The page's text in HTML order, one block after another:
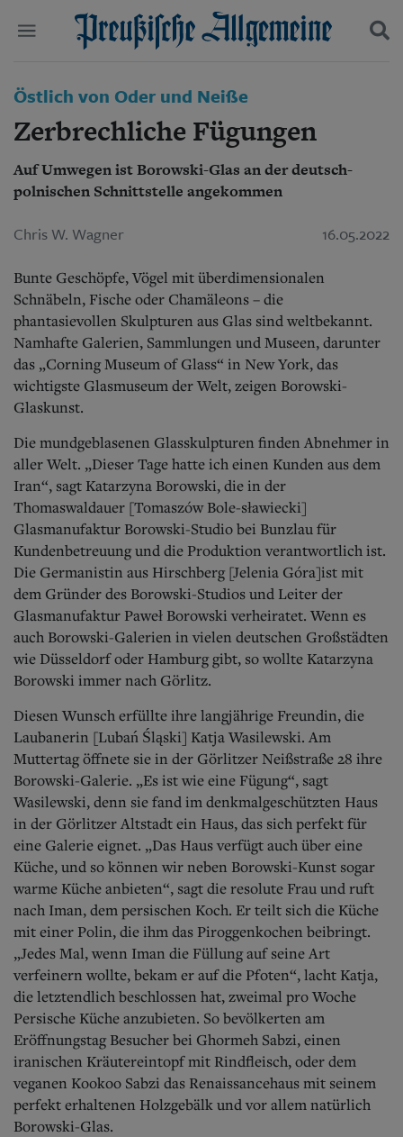
Start
Wer wir sind
Abonnent werden
Abo Prämien
Archiv
Mediadaten
Politik
Wirtschaft
Panorama
Gesellschaft
Leben
Berlin-Brandenburg
Schlesien
Danzig und Westpreußen
Bücher
Kontakt
Impressum
Datenschutz
Suchen und finden
Östlich von Oder und Neiße
Zerbrechliche Fügungen
Auf Umwegen ist Borowski-Glas an der deutsch-
polnischen Schnittstelle angekommen
Chris W. Wagner 16.05.2022
Bunte Geschöpfe, Vögel mit überdimensionalen
Schnäbeln, Fische oder Chamäleons – die
phantasievollen Skulpturen aus Glas sind weltbekannt.
Namhafte Galerien, Sammlungen und Museen, darunter
das „Corning Museum of Glass“ in New York, das
wichtigste Glasmuseum der Welt, zeigen Borowski-
Glaskunst.
Die mundgeblasenen Glasskulpturen finden Abnehmer in
aller Welt. „Dieser Tage hatte ich einen Kunden aus dem
Iran“, sagt Katarzyna Borowski, die in der
Thomaswaldauer [Tomaszów Bole-sławiecki]
Glasmanufaktur Borowski-Studio bei Bunzlau für
Kundenbetreuung und die Produktion verantwortlich ist.
Die Germanistin aus Hirschberg [Jelenia Góra]ist mit
dem Gründer des Borowski-Studios und Leiter der
Glasmanufaktur Paweł Borowski verheiratet. Wenn es
auch Borowski-Galerien in vielen deutschen Großstädten
wie Düsseldorf oder Hamburg gibt, so wollte Katarzyna
Borowski immer nach Görlitz.
Diesen Wunsch erfüllte ihre langjährige Freundin, die
Laubanerin [Lubań Śląski] Katja Wasilewski. Am
Muttertag öffnete sie in der Görlitzer Neißstraße 28 ihre
Borowski-Galerie. „Es ist wie eine Fügung“, sagt
Wasilewski, denn sie fand im denkmalgeschützten Haus
in der Görlitzer Altstadt ein Haus, das sich perfekt für
eine Galerie eignet. „Das Haus verfügt auch über eine
Küche, und so können wir neben Borowski-Kunst sogar
warme Küche anbieten“, sagt die resolute Frau und ruft
nach Iman, dem persischen Koch. Er teilt sich die Küche
mit einer Polin, die ihm das Piroggenkochen beibringt.
„Jedes Mal, wenn Iman die Füllung auf seine Art
verfeinern wollte, bekam er auf die Pfoten“, lacht Katja,
die letztendlich beschlossen hat, zweimal pro Woche
Persische Küche anzubieten. So bevölkerten am
Eröffnungstag Besucher bei Ghormeh Sabzi, einen
iranischen Kräutereintopf mit Rindfleisch, oder dem
veganen Kookoo Sabzi das Renaissancehaus mit seinem
perfekt erhaltenen Holzgebälk und vor allem natürlich
Borowski-Glas.